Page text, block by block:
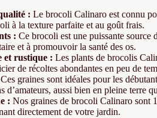
: Le brocoli Calinaro est connu
à la texture parfaite et au goût frais.
: Ce brocoli est une puissante
et à promouvoir la santé des os.
et rustique : Les plants de brocolis
de récoltes abondantes en peu de
Ces graines sont idéales pour les
d’amateurs, aussi bien en pleine terre
: Nos graines de brocoli Calinaro sont
directement de votre jardin.